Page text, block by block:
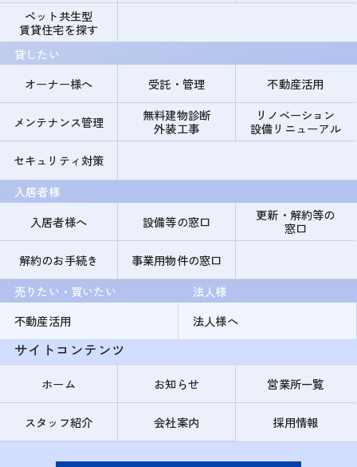
ペット共生型
賃貸住宅を探す
貸したい
オーナー様へ
受託・管理 不動産活用
メンテナンス管理
無料建物診断
外装工事
リノベーション
設備リニューアル
セキュリティ対策
入居者様
入居者様へ
設備等の窓口
更新・解約等の
窓口
解約のお手続き
事業用物件の窓口
売りたい・買いたい
不動産活用
法人様
法人様へ
サイトコンテンツ
ホーム お知らせ 営業所一覧
スタッフ紹介 会社案内 採用情報